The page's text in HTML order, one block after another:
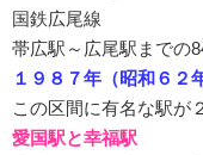
国鉄広尾線
帯広駅～広尾駅までの
１９８７年（昭和６２
この区間に有名な駅が
愛国駅と幸福駅